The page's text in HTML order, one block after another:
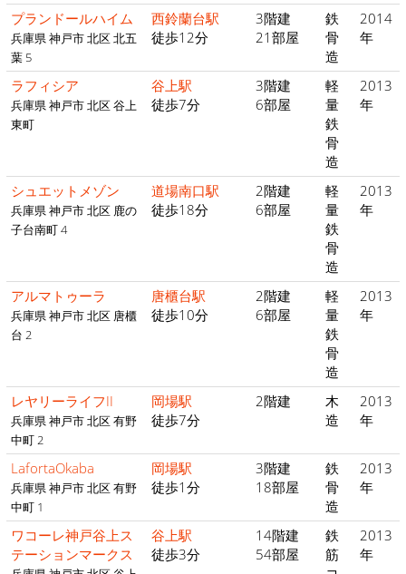
プランドールハイム
兵庫県 神戸市 北区 北五
葉 5
西鈴蘭台駅
徒歩12分
3階建
21部屋
鉄
骨
造
2014
年
ラフィシア
兵庫県 神戸市 北区 谷上
東町
谷上駅
徒歩7分
3階建
6部屋
軽
量
鉄
骨
造
2013
年
シュエットメゾン
兵庫県 神戸市 北区 鹿の
子台南町 4
道場南口駅
徒歩18分
2階建
6部屋
軽
量
鉄
骨
造
2013
年
アルマトゥーラ
兵庫県 神戸市 北区 唐櫃
台 2
唐櫃台駅
徒歩10分
2階建
6部屋
軽
量
鉄
骨
造
2013
年
レヤリーライフII
兵庫県 神戸市 北区 有野
中町 2
岡場駅
徒歩7分
2階建
木
造
2013
年
LafortaOkaba
兵庫県 神戸市 北区 有野
中町 1
岡場駅
徒歩1分
3階建
18部屋
鉄
骨
造
2013
年
ワコーレ神戸谷上ス
テーションマークス
谷上駅
徒歩3分
14階建
54部屋
鉄
筋
2013
年